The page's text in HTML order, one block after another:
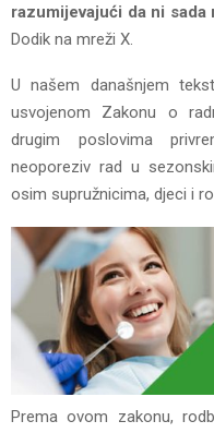
razumijevajući da ni
Dodik na mreži X.
U našem današnjem
usvojenom Zakonu o
drugim poslovima
neoporeziv rad u
osim supružnicima, djeci i
Prema ovom zakonu,